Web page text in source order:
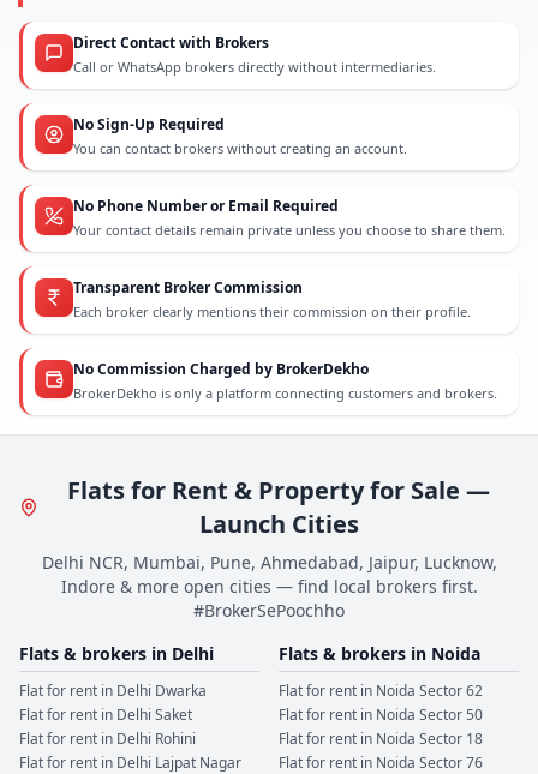
Direct Contact with Brokers
Call or WhatsApp brokers directly without intermediaries.
No Sign-Up Required
You can contact brokers without creating an account.
No Phone Number or Email Required
Your contact details remain private unless you choose to share them.
Transparent Broker Commission
Each broker clearly mentions their commission on their profile.
No Commission Charged by BrokerDekho
BrokerDekho is only a platform connecting customers and brokers.
Flats for Rent & Property for Sale —
Launch Cities
Delhi NCR, Mumbai, Pune, Ahmedabad, Jaipur, Lucknow,
Indore & more open cities — find local brokers first.
#BrokerSePoochho
Flats & brokers in Delhi
Flat for rent in Delhi Dwarka
Flat for rent in Delhi Saket
Flat for rent in Delhi Rohini
Flat for rent in Delhi Lajpat Nagar
Flats & brokers in Noida
Flat for rent in Noida Sector 62
Flat for rent in Noida Sector 50
Flat for rent in Noida Sector 18
Flat for rent in Noida Sector 76